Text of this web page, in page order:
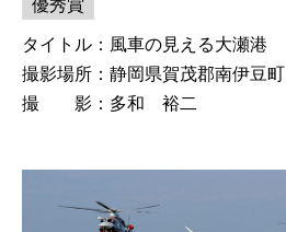
タイトル：風車の見える大瀬港
撮影場所：静岡県賀茂郡南伊豆町
撮 影：多和 裕二